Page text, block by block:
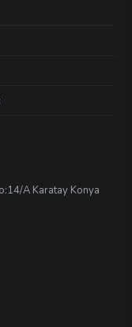
A Karatay Konya